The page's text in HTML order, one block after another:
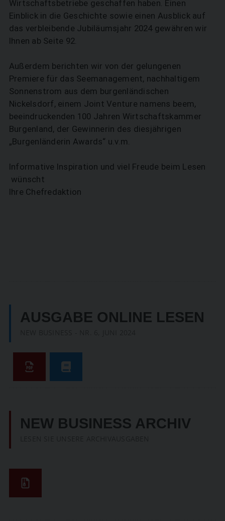
Wirtschaftsbetriebe geschaffen haben. Einen
Einblick in die Geschichte sowie einen Ausblick auf
das verbleibende Jubiläumsjahr 2024 gewähren wir
Ihnen ab Seite 92.
Außerdem berichten wir von der gelungenen
Premiere für das Seemanagement, nachhaltigem
Sonnenstrom aus dem burgenländischen
Nickelsdorf, einem Joint Venture namens beem,
beeindruckenden 100 Jahren Wirtschaftskammer
Burgenland, der Gewinnerin des diesjährigen
„Burgenländerin Awards“ u.v.m.
Informative Inspiration und viel Freude beim Lesen
wünscht
Ihre Chefredaktion
AUSGABE ONLINE LESEN
NEW BUSINESS ARCHIV